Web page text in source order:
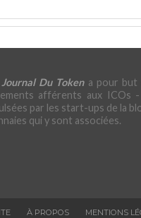
Journal Du Tokena pour but
afférents aux ICOs -
par les start-ups de la
qui y sont associées.
À PROPOS MENTIONS